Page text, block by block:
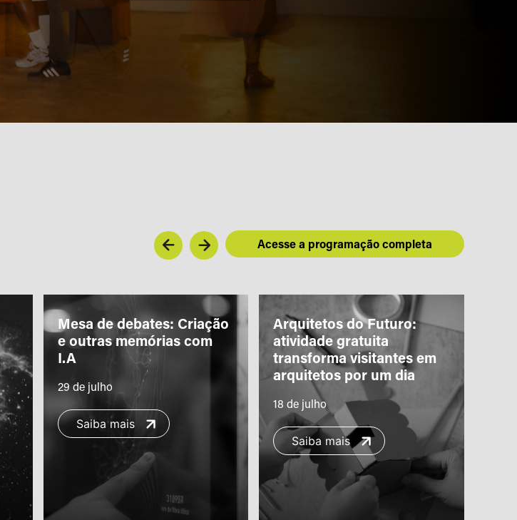
Acesse a programação completa
Mesa de debates: Criação
e outras memórias com
I.A
29 de julho
Saiba mais
Arquitetos do Futuro:
atividade gratuita
transforma visitantes em
arquitetos por um dia
18 de julho
Saiba mais